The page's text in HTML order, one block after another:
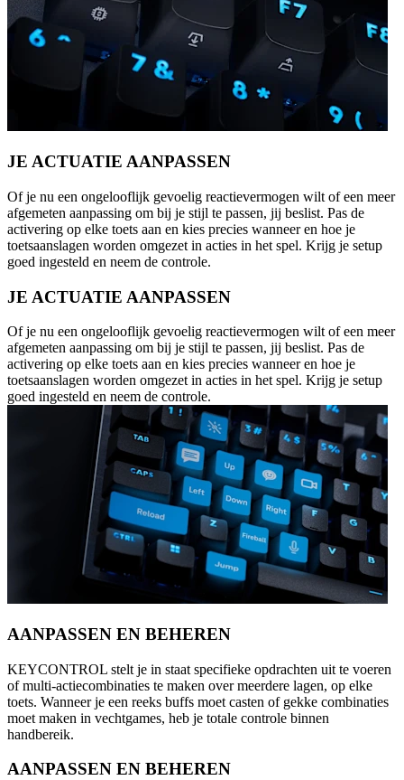
JE ACTUATIE AANPASSEN
Of je nu een ongelooflijk gevoelig reactievermogen wilt of een meer
afgemeten aanpassing om bij je stijl te passen, jij beslist. Pas de
activering op elke toets aan en kies precies wanneer en hoe je
toetsaanslagen worden omgezet in acties in het spel. Krijg je setup
goed ingesteld en neem de controle.
JE ACTUATIE AANPASSEN
Of je nu een ongelooflijk gevoelig reactievermogen wilt of een meer
afgemeten aanpassing om bij je stijl te passen, jij beslist. Pas de
activering op elke toets aan en kies precies wanneer en hoe je
toetsaanslagen worden omgezet in acties in het spel. Krijg je setup
goed ingesteld en neem de controle.
AANPASSEN EN BEHEREN
KEYCONTROL stelt je in staat specifieke opdrachten uit te voeren
of multi-actiecombinaties te maken over meerdere lagen, op elke
toets. Wanneer je een reeks buffs moet casten of gekke combinaties
moet maken in vechtgames, heb je totale controle binnen
handbereik.
AANPASSEN EN BEHEREN